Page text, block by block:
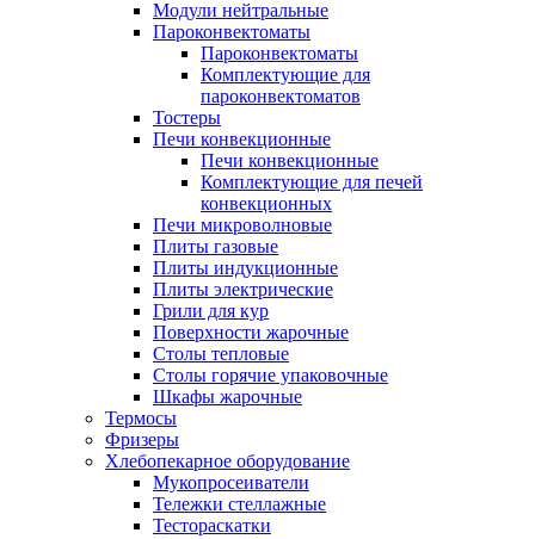
Модули нейтральные
Пароконвектоматы
Пароконвектоматы
Комплектующие для
пароконвектоматов
Тостеры
Печи конвекционные
Печи конвекционные
Комплектующие для печей
конвекционных
Печи микроволновые
Плиты газовые
Плиты индукционные
Плиты электрические
Грили для кур
Поверхности жарочные
Столы тепловые
Столы горячие упаковочные
Шкафы жарочные
Термосы
Фризеры
Хлебопекарное оборудование
Мукопросеиватели
Тележки стеллажные
Тестораскатки